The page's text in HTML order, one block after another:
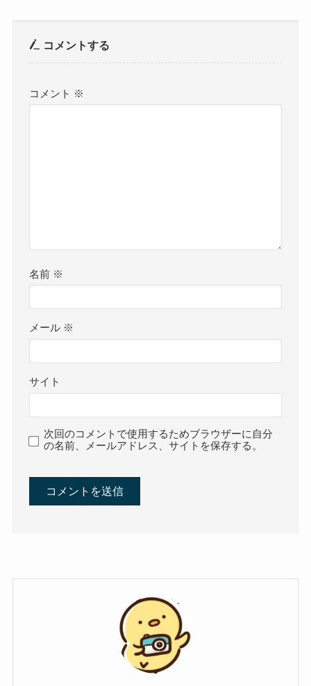
コメントする
コメント ※
名前 ※
メール ※
サイト
次回のコメントで使用するためブラウザーに自分
の名前、メールアドレス、サイトを保存する。